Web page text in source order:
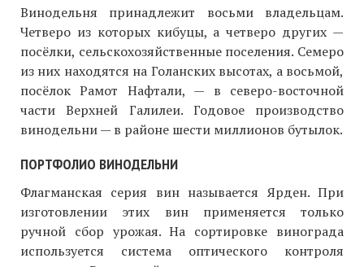
Винодельня принадлежит восьми владельцам.
Четверо из которых кибуцы, а четверо других —
посёлки, сельскохозяйственные поселения. Семеро
из них находятся на Голанских высотах, а восьмой,
посёлок Рамот Нафтали, — в северо-восточной
части Верхней Галилеи. Годовое производство
винодельни — в районе шести миллионов бутылок.
ПОРТФОЛИО ВИНОДЕЛЬНИ
Флагманская серия вин называется Ярден. При
изготовлении этих вин применяется только
ручной сбор урожая. На сортировке винограда
используется система оптического контроля